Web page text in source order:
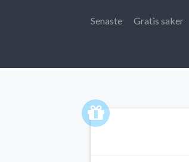
Senaste Gratis saker